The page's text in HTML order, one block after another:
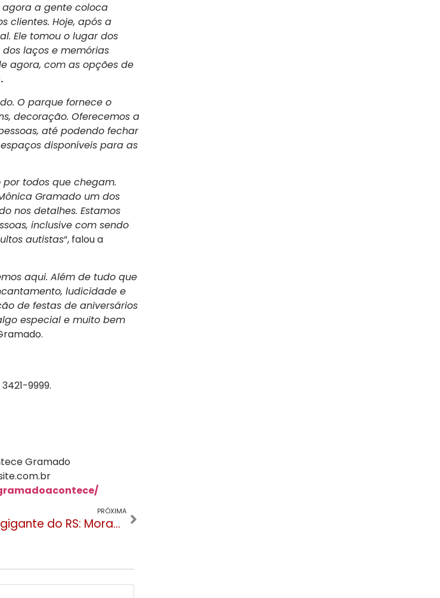
agora a gente coloca
clientes. Hoje, após a
Ele tomou o lugar dos
laços e memórias
agora, com as opções de
O parque fornece o
decoração. Oferecemos a
até podendo fechar
disponíveis para as
todos que chegam.
Gramado um dos
nos detalhes. Estamos
inclusive com sendo
autistas“, falou a
aqui. Além de tudo que
ludicidade e
de festas de aniversários
especial e muito bem
9999.
Gramado
PRÓXIMA
Primeira roda-gigante do RS: Moradores de Canela e Gramado vão pagar R$ 35 reais para o passeio